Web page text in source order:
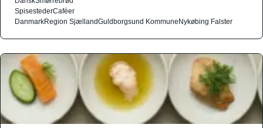
SpisestederCaféer
DanmarkRegion SjællandGuldborgsund KommuneNykøbing Falster